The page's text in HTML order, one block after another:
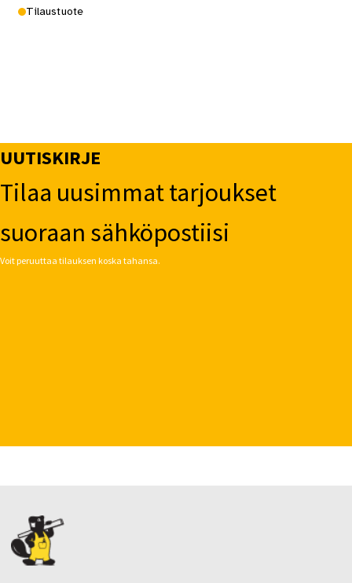
Tilaustuote
UUTISKIRJE
Tilaa uusimmat tarjoukset
suoraan sähköpostiisi
Voit peruuttaa tilauksen koska tahansa.